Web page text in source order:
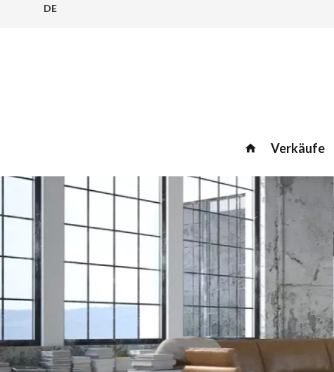
DE
Verkäufe